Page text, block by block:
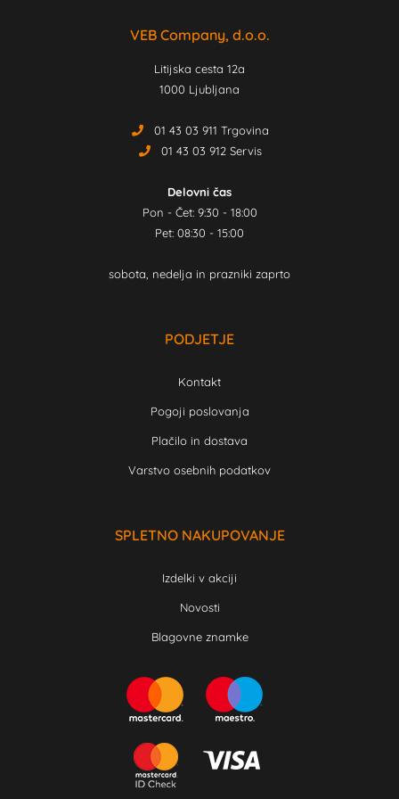
VEB Company, d.o.o.
Litijska cesta 12a
1000 Ljubljana
01 43 03 911 Trgovina
01 43 03 912 Servis
Delovni čas
Pon - Čet: 9:30 - 18:00
Pet: 08:30 - 15:00
sobota, nedelja in prazniki zaprto
PODJETJE
Kontakt
Pogoji poslovanja
Plačilo in dostava
Varstvo osebnih podatkov
SPLETNO NAKUPOVANJE
Izdelki v akciji
Novosti
Blagovne znamke